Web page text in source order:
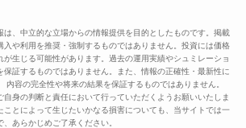
、中立的な立場からの情報提供を目的としたものです。掲載
入や利用を推奨・強制するものではありません。投資には価格
生じる可能性があります。過去の運用実績やシュミレーショ
保証するものではありません。また、情報の正確性・最新性に
内容の完全性や将来の結果を保証するものではありません。
身の判断と責任において行っていただくようお願いいたしま
ことによって生じたいかなる損害についても、当サイトでは一
あらかじめご了承ください。